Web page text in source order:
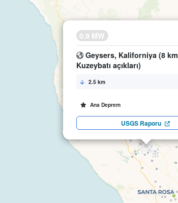
0.9 MW
Geysers, Kaliforniya (8 km
Kuzeybatı açıkları)
2.5 km
Ana Deprem
USGS Raporu